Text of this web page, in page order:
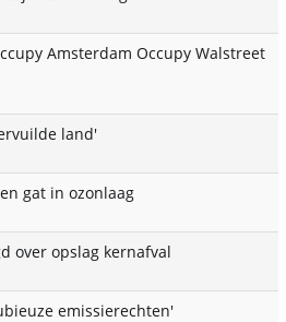
Amsterdam Occupy Walstreet
land'
gat in ozonlaag
over opslag kernafval
emissierechten'